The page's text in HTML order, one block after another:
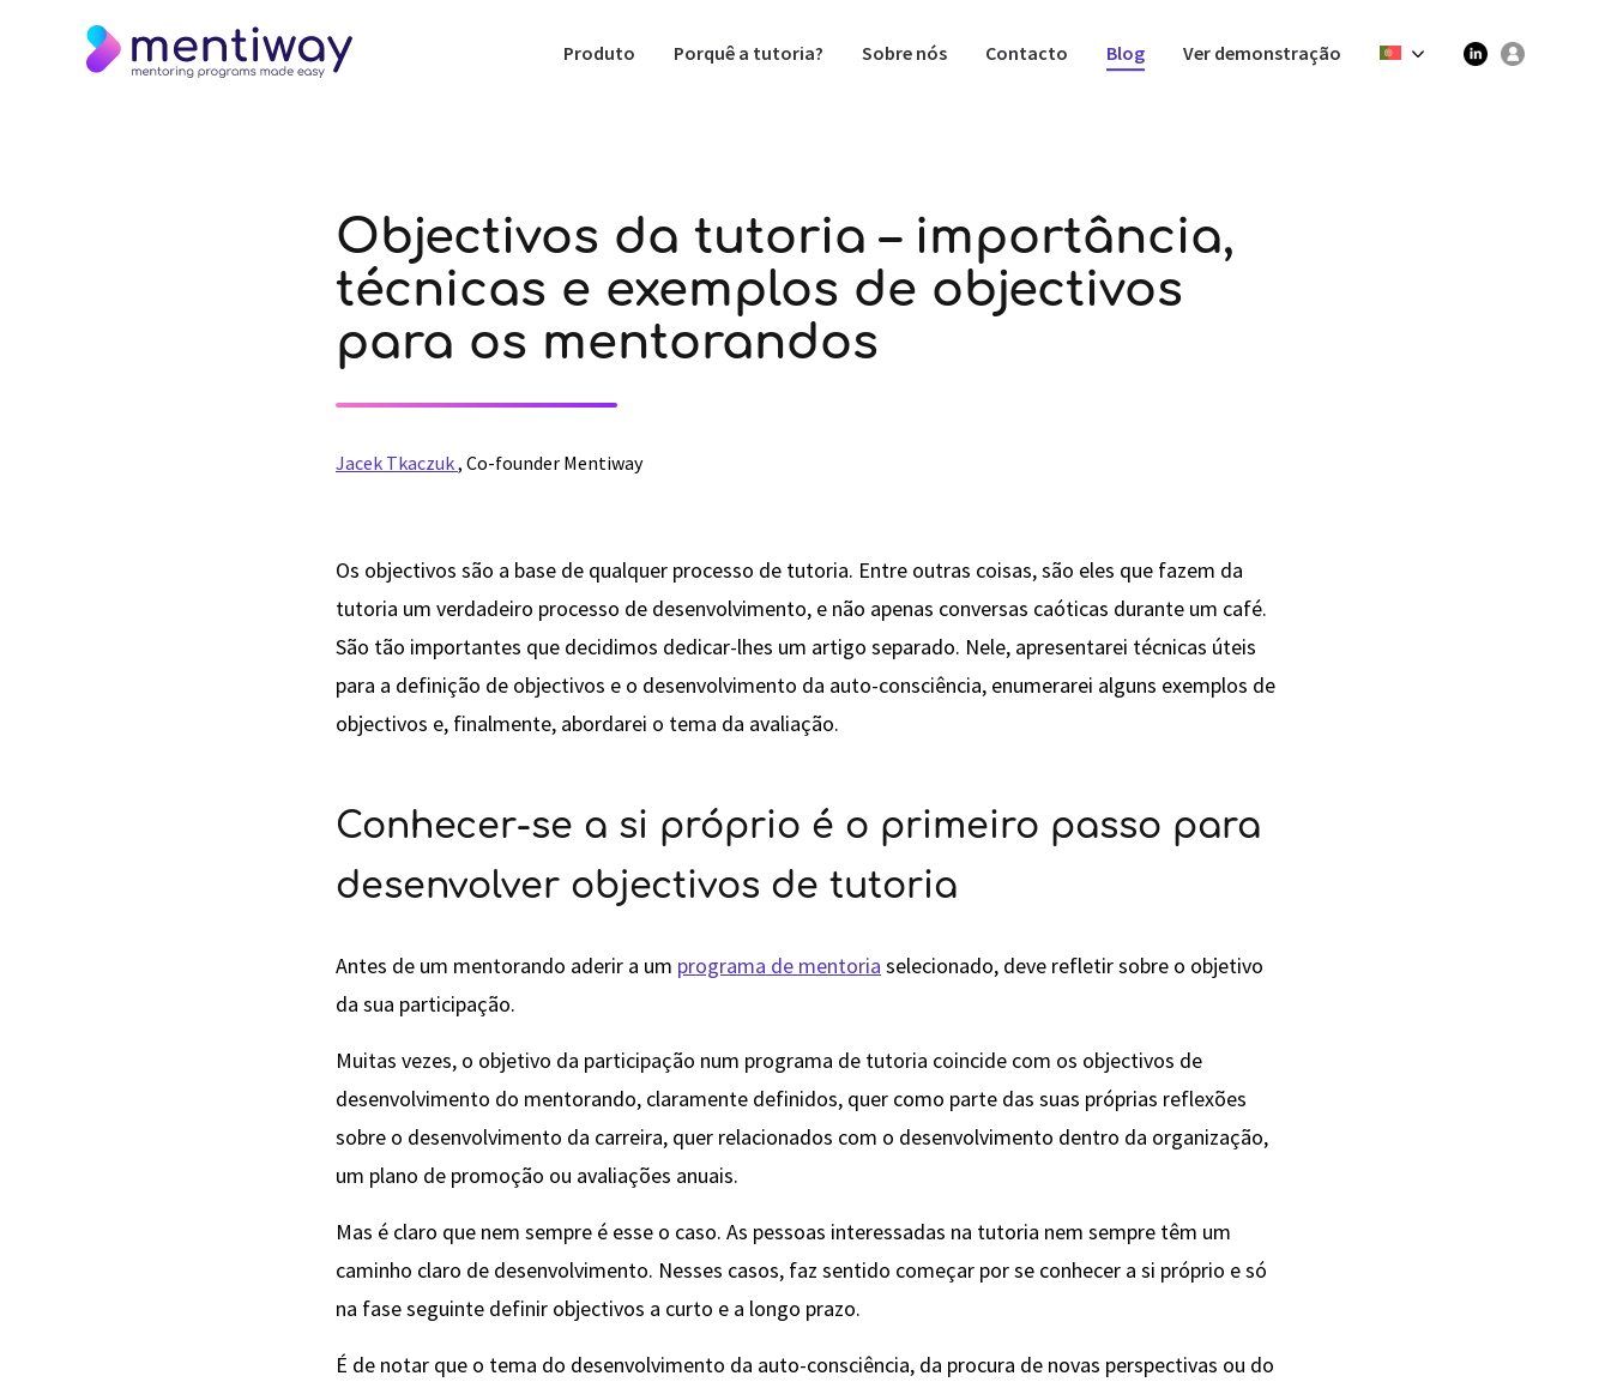
Produto Porquê a tutoria? Sobre nós Contacto Blog Ver demonstração
Objectivos da tutoria – importância,
técnicas e exemplos de objectivos
para os mentorandos
Jacek Tkaczuk, Co-founder Mentiway
Os objectivos são a base de qualquer processo de tutoria. Entre outras coisas, são eles que fazem da
tutoria um verdadeiro processo de desenvolvimento, e não apenas conversas caóticas durante um café.
São tão importantes que decidimos dedicar-lhes um artigo separado. Nele, apresentarei técnicas úteis
para a definição de objectivos e o desenvolvimento da auto-consciência, enumerarei alguns exemplos de
objectivos e, finalmente, abordarei o tema da avaliação.
Conhecer-se a si próprio é o primeiro passo para
desenvolver objectivos de tutoria
Antes de um mentorando aderir a um programa de mentoria selecionado, deve refletir sobre o objetivo
da sua participação.
Muitas vezes, o objetivo da participação num programa de tutoria coincide com os objectivos de
desenvolvimento do mentorando, claramente definidos, quer como parte das suas próprias reflexões
sobre o desenvolvimento da carreira, quer relacionados com o desenvolvimento dentro da organização,
um plano de promoção ou avaliações anuais.
Mas é claro que nem sempre é esse o caso. As pessoas interessadas na tutoria nem sempre têm um
caminho claro de desenvolvimento. Nesses casos, faz sentido começar por se conhecer a si próprio e só
na fase seguinte definir objectivos a curto e a longo prazo.
É de notar que o tema do desenvolvimento da auto-consciência, da procura de novas perspectivas ou do